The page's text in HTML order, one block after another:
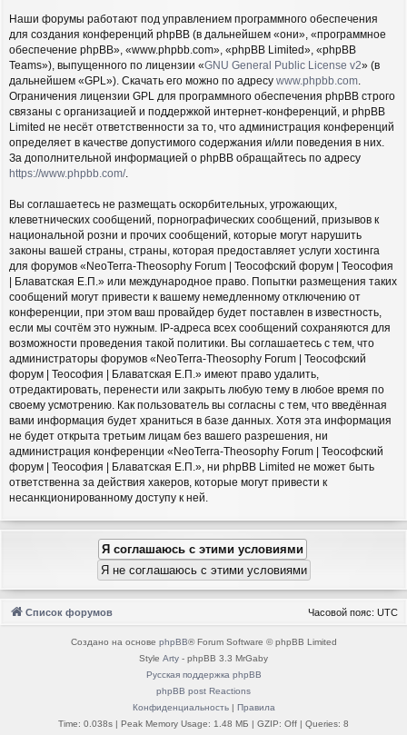
Наши форумы работают под управлением программного обеспечения
для создания конференций phpBB (в дальнейшем «они», «программное
обеспечение phpBB», «www.phpbb.com», «phpBB Limited», «phpBB
Teams»), выпущенного по лицензии «GNU General Public License v2» (в
дальнейшем «GPL»). Скачать его можно по адресу www.phpbb.com
Ограничения лицензии GPL для программного обеспечения phpBB строго
связаны с организацией и поддержкой интернет-конференций, и phpBB
Limited не несёт ответственности за то, что администрация конференций
определяет в качестве допустимого содержания и/или поведения в них.
За дополнительной информацией о phpBB обращайтесь по адресу
https://www.phpbb.com/.
Вы соглашаетесь не размещать оскорбительных, угрожающих,
клеветнических сообщений, порнографических сообщений, призывов к
национальной розни и прочих сообщений, которые могут нарушить
законы вашей страны, страны, которая предоставляет услуги хостинга
для форумов «NeoTerra-Theosophy Forum | Теософский форум | Теософия
| Блаватская Е.П.» или международное право. Попытки размещения таких
сообщений могут привести к вашему немедленному отключению от
конференции, при этом ваш провайдер будет поставлен в известность,
если мы сочтём это нужным. IP-адреса всех сообщений сохраняются для
возможности проведения такой политики. Вы соглашаетесь с тем, что
администраторы форумов «NeoTerra-Theosophy Forum | Теософский
форум | Теософия | Блаватская Е.П.» имеют право удалить,
отредактировать, перенести или закрыть любую тему в любое время по
своему усмотрению. Как пользователь вы согласны с тем, что введённая
вами информация будет храниться в базе данных. Хотя эта информация
не будет открыта третьим лицам без вашего разрешения, ни
администрация конференции «NeoTerra-Theosophy Forum | Теософский
форум | Теософия | Блаватская Е.П.», ни phpBB Limited не может быть
ответственна за действия хакеров, которые могут привести к
несанкционированному доступу к ней.
Список форумов Часовой пояс: UTC
Создано на основе phpBB® Forum Software © phpBB Limited
Style Arty - phpBB 3.3 MrGaby
Русская поддержка phpBB
phpBB post Reactions
Конфиденциальность| Правила
Time: 0.038s | Peak Memory Usage: 1.48 МБ | GZIP: Off | Queries: 8